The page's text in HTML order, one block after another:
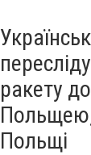
ракету
Польщі